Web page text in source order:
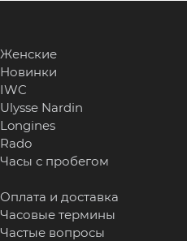
Женские
Новинки
IWC
Ulysse Nardin
Longines
Rado
Часы с пробегом
Оплата и доставка
Часовые термины
Частые вопросы